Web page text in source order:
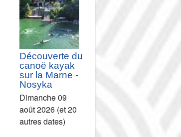
Découverte du
canoë kayak
sur la Marne -
Nosyka
Dimanche 09
août 2026 (et 20
autres dates)